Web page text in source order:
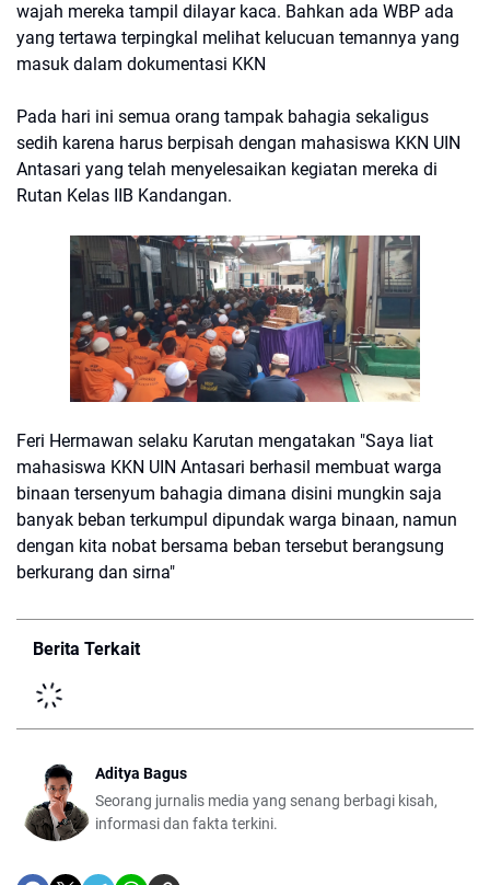
wajah mereka tampil dilayar kaca. Bahkan ada WBP ada
yang tertawa terpingkal melihat kelucuan temannya yang
masuk dalam dokumentasi KKN
Pada hari ini semua orang tampak bahagia sekaligus
sedih karena harus berpisah dengan mahasiswa KKN UIN
Antasari yang telah menyelesaikan kegiatan mereka di
Rutan Kelas IIB Kandangan.
Feri Hermawan selaku Karutan mengatakan "Saya liat
mahasiswa KKN UIN Antasari berhasil membuat warga
binaan tersenyum bahagia dimana disini mungkin saja
banyak beban terkumpul dipundak warga binaan, namun
dengan kita nobat bersama beban tersebut berangsung
berkurang dan sirna"
Berita Terkait
Aditya Bagus
Seorang jurnalis media yang senang berbagi kisah,
informasi dan fakta terkini.